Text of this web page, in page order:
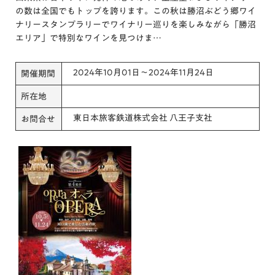
の数は全国でもトップを誇ります。この秋は勝沼ぶどう郷ワイ
ナリースタンプラリーでワイナリー巡りを楽しみながら「勝沼
エリア」で特別なワインを見つけま…
開催期間 2024年10月01日～2024年11月24日
所在地
お問合せ 東日本旅客鉄道株式会社 八王子支社